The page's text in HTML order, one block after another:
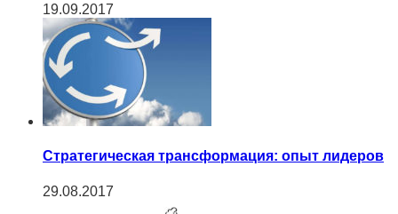
19.09.2017
Cтратегическая трансформация: опыт лидеров
29.08.2017